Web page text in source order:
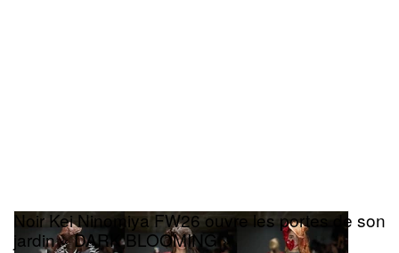
Noir Kei Ninomiya FW26 ouvre les portes de son
jardin « DARK BLOOMING »